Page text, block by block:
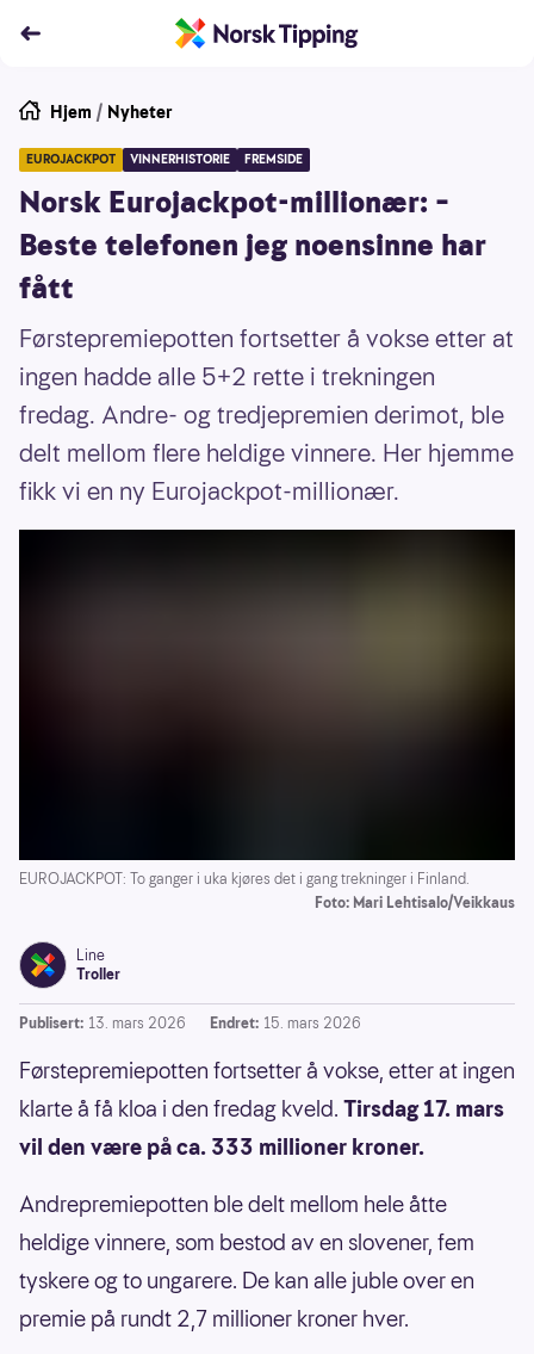
Hjem / Nyheter
EUROJACKPOT VINNERHISTORIE FREMSIDE
Norsk Eurojackpot-millionær: –
Beste telefonen jeg noensinne har
fått
Førstepremiepotten fortsetter å vokse etter at
ingen hadde alle 5+2 rette i trekningen
fredag. Andre- og tredjepremien derimot, ble
delt mellom flere heldige vinnere. Her hjemme
fikk vi en ny Eurojackpot-millionær.
EUROJACKPOT: To ganger i uka kjøres det i gang trekninger i Finland.
Foto: Mari Lehtisalo/Veikkaus
Line
Troller
Publisert: 13. mars 2026 Endret: 15. mars 2026
Førstepremiepotten fortsetter å vokse, etter at ingen
klarte å få kloa i den fredag kveld. Tirsdag 17. mars
vil den være på ca. 333 millioner kroner.
Andrepremiepotten ble delt mellom hele åtte
heldige vinnere, som bestod av en slovener, fem
tyskere og to ungarere. De kan alle juble over en
premie på rundt 2,7 millioner kroner hver.